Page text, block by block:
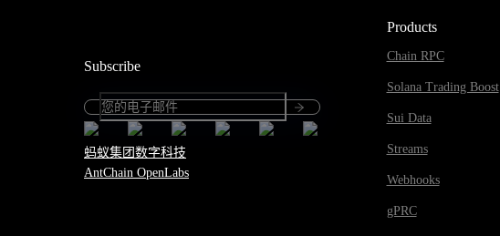
Subscribe
蚂蚁集团数字科技
AntChain OpenLabs
Products
Chain RPC
Solana Trading Boost
Sui Data
Streams
Webhooks
gPRC